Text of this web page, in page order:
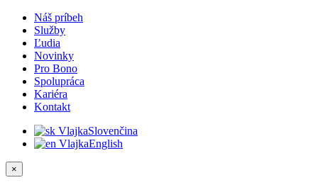
Náš príbeh
Služby
Ľudia
Novinky
Pro Bono
Spolupráca
Kariéra
Kontakt
Slovenčina
English
×